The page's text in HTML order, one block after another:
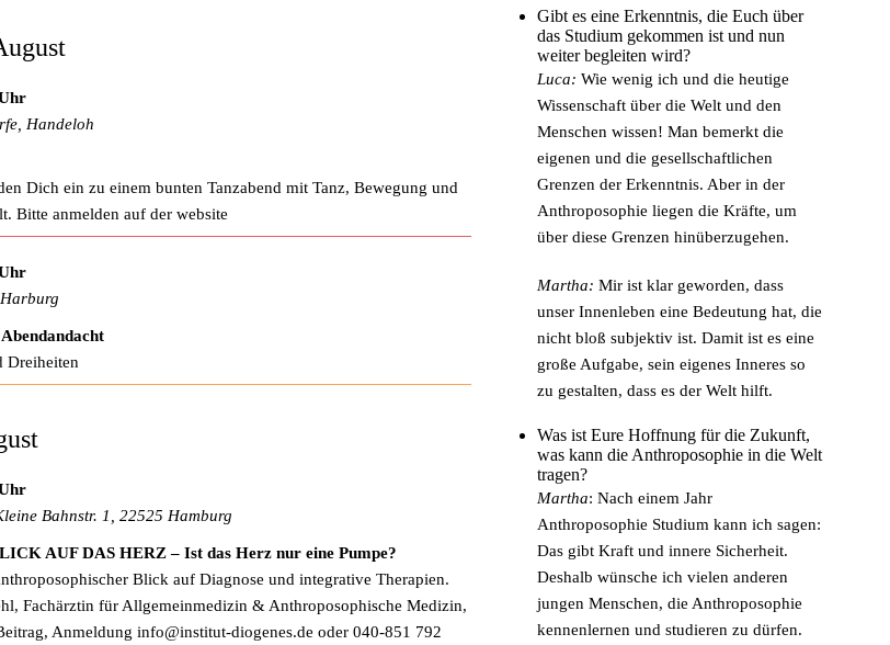
Handeloh
Dich ein zu einem bunten Tanzabend mit Tanz, Bewegung und
Bitte anmelden auf der website
Dreiheiten
Bahnstr. 1, 22525 Hamburg
AUF DAS HERZ – Ist das Herz nur eine Pumpe?
Blick auf Diagnose und integrative Therapien.
Fachärztin für Allgemeinmedizin & Anthroposophische Medizin,
Anmeldung info@institut-diogenes.de oder 040-851 792
Gibt es eine Erkenntnis, die Euch über
das Studium gekommen ist und nun
weiter begleiten wird?
Luca: Wie wenig ich und die heutige
Wissenschaft über die Welt und den
Menschen wissen! Man bemerkt die
eigenen und die gesellschaftlichen
Grenzen der Erkenntnis. Aber in der
Anthroposophie liegen die Kräfte, um
über diese Grenzen hinüberzugehen.
Martha: Mir ist klar geworden, dass
unser Innenleben eine Bedeutung hat, die
nicht bloß subjektiv ist. Damit ist es eine
große Aufgabe, sein eigenes Inneres so
zu gestalten, dass es der Welt hilft.
Was ist Eure Hoffnung für die Zukunft,
was kann die Anthroposophie in die Welt
tragen?
Martha: Nach einem Jahr
Anthroposophie Studium kann ich sagen:
Das gibt Kraft und innere Sicherheit.
Deshalb wünsche ich vielen anderen
jungen Menschen, die Anthroposophie
kennenlernen und studieren zu dürfen.